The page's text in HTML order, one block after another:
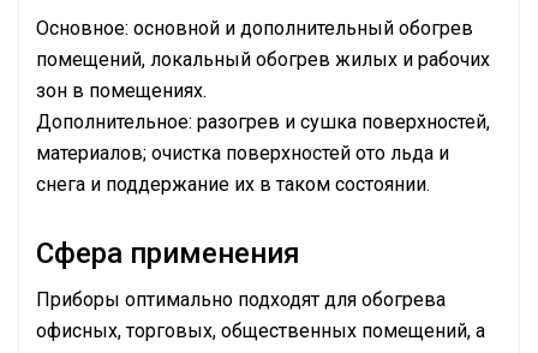
Основное: основной и дополнительный обогрев
помещений, локальный обогрев жилых и рабочих
зон в помещениях.
Дополнительное: разогрев и сушка поверхностей,
материалов; очистка поверхностей ото льда и
снега и поддержание их в таком состоянии.
Сфера применения
Приборы оптимально подходят для обогрева
офисных, торговых, общественных помещений, а